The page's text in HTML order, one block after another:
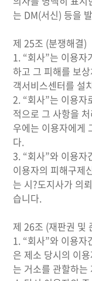
는 DM(서신) 등을
제 25조 (분쟁해결)
1. “회사”는 이용자
하고 그 피해를 보
객서비스센터를 설
2. “회사”는 이용자
적으로 그 사항을
우에는 이용자에게
다.
3. “회사”와 이용자
이용자의 피해구제
는 시?도지사가 의
습니다.
제 26조 (재판권 및
1. “회사”와 이용자
은 제소 당시의 이
는 거소를 관할하는